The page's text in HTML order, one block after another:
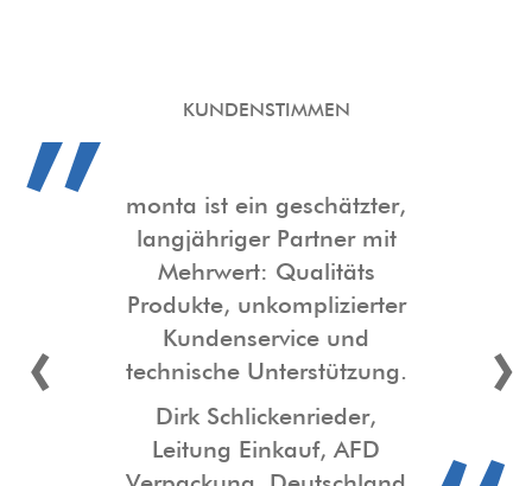
KUNDENSTIMMEN
Als Fachhändler für
Spezialprodukte pflegen
wir seit 2011 eine sehr
erfolgreiche
Geschäftsbeziehung mit
monta. Lieferungen
erfolgen pünktlich und
gemäß Bestellung, und
die Produkte sind immer
‹ ›